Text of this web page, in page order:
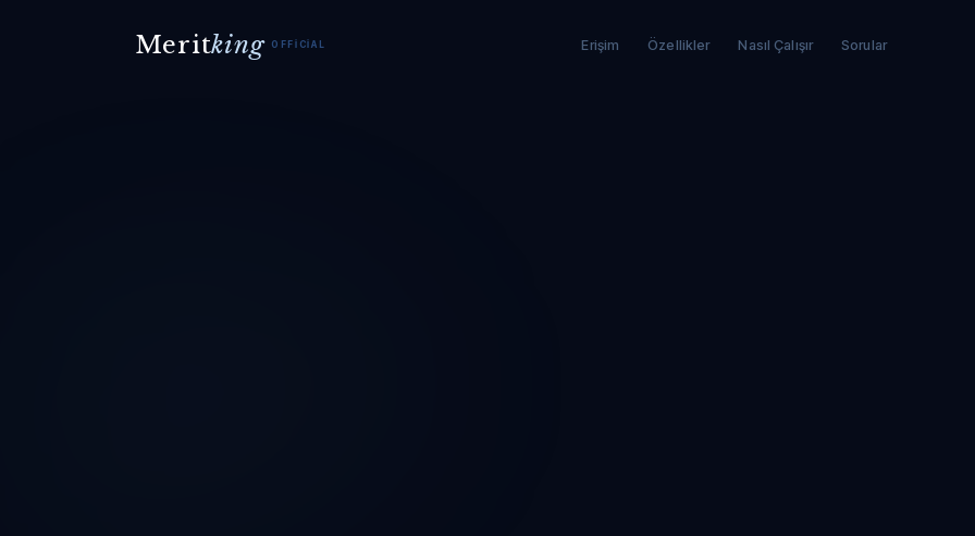
Meritking OFFICIAL Erişim Özellikler Nasıl Çalışır Sorular